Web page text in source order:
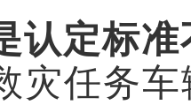
认定标准
灾任务